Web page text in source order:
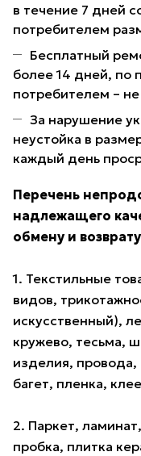
в течение 7 дней
потребителем
Бесплатный
более 14 дней, по
потребителем –
За нарушение
неустойка в
каждый день
Перечень
надлежащего
обмену и возврату
1. Текстильные
видов,
искусственный),
кружево, тесьма,
изделия,
багет, пленка,
2. Паркет,
пробка, плитка